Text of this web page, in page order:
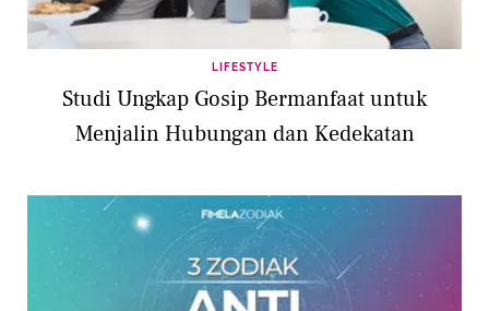
LIFESTYLE
Studi Ungkap Gosip Bermanfaat untuk
Menjalin Hubungan dan Kedekatan